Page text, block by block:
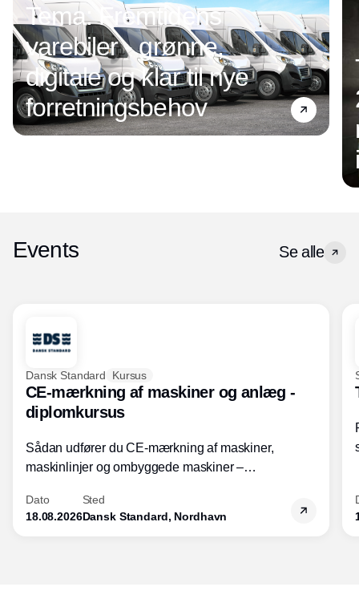
Tema: Fremtidens
varebiler - grønne,
digitale og klar til nye
forretningsbehov
Events Se alle
Dansk Standard Kursus
CE-mærkning af maskiner og anlæg -
diplomkursus
Sådan udfører du CE-mærkning af maskiner,
maskinlinjer og ombyggede maskiner –
Dato
18.08.2026
Sted
Dansk Standard, Nordhavn